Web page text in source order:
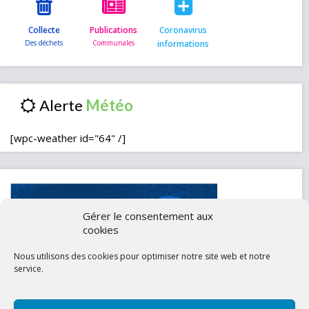
Gérer le consentement aux
cookies
Nous utilisons des cookies pour optimiser notre site web et notre
service.
Collecte Publications
Coronavirus
informations
Alerte
[wpc-weather id="64" /]